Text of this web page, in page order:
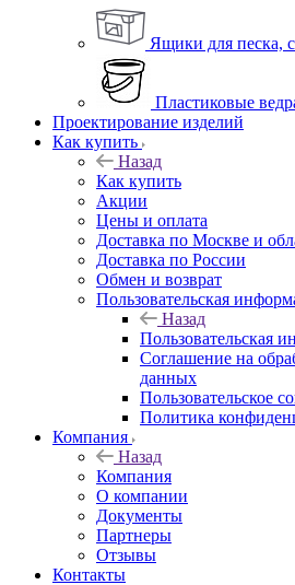
Ящики для песка,
Пластиковые
Проектирование изделий
Как купить
Назад
Как купить
Акции
Цены и оплата
Доставка по Москве и
Доставка по России
Обмен и возврат
Пользовательская
Назад
Пользовательская
Соглашение на
данных
Пользовательское
Политика
Компания
Назад
Компания
О компании
Документы
Партнеры
Отзывы
Контакты